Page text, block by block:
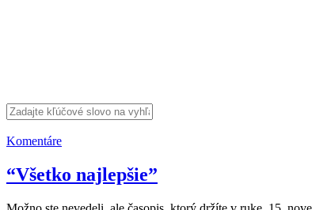
Komentáre
“Všetko najlepšie”